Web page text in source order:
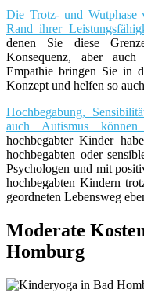
Die Trotz- und
Rand ihrer
denen Sie diese
Konsequenz, aber
Empathie bringen Sie in
Konzept und helfen so
Hochbegabung,
auch Autismus
hochbegabter Kinder
hochbegabten oder
Psychologen und mit
hochbegabten Kindern
geordneten Lebensweg
Moderate
Homburg